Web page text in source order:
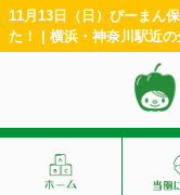
11月13日（日）ぴーまん
た！ | 横浜・神奈川駅近